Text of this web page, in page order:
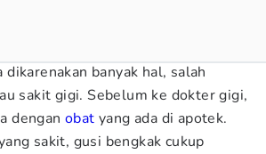
dikarenakan banyak hal, salah
sakit gigi. Sebelum ke dokter gigi,
dengan obat yang ada di apotek.
sakit, gusi bengkak cukup